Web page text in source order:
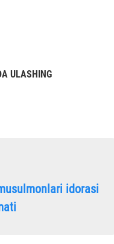
ULАSHING
idorasi